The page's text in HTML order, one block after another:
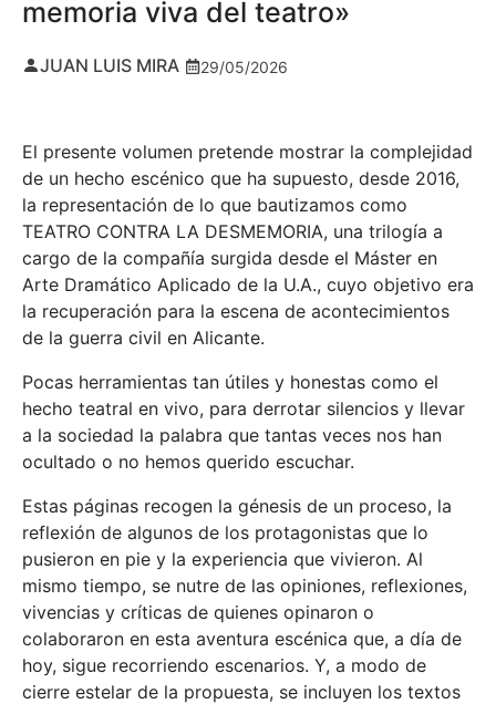
memoria viva del teatro»
JUAN LUIS MIRA 29/05/2026
El presente volumen pretende mostrar la complejidad
de un hecho escénico que ha supuesto, desde 2016,
la representación de lo que bautizamos como
TEATRO CONTRA LA DESMEMORIA, una trilogía a
cargo de la compañía surgida desde el Máster en
Arte Dramático Aplicado de la U.A., cuyo objetivo era
la recuperación para la escena de acontecimientos
de la guerra civil en Alicante.
Pocas herramientas tan útiles y honestas como el
hecho teatral en vivo, para derrotar silencios y llevar
a la sociedad la palabra que tantas veces nos han
ocultado o no hemos querido escuchar.
Estas páginas recogen la génesis de un proceso, la
reflexión de algunos de los protagonistas que lo
pusieron en pie y la experiencia que vivieron. Al
mismo tiempo, se nutre de las opiniones, reflexiones,
vivencias y críticas de quienes opinaron o
colaboraron en esta aventura escénica que, a día de
hoy, sigue recorriendo escenarios. Y, a modo de
cierre estelar de la propuesta, se incluyen los textos